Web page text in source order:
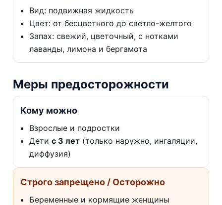
Вид: подвижная жидкость
Цвет: от бесцветного до светло-желтого
Запах: свежий, цветочный, с нотками
лаванды, лимона и бергамота
Меры предосторожности
Кому можно
Взрослые и подростки
Дети с 3 лет (только наружно, ингаляции,
диффузия)
Строго запрещено / Осторожно
Беременные и кормящие женщины